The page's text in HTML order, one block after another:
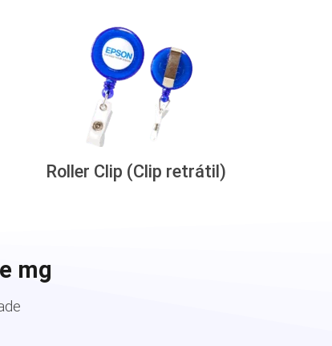
Roller Clip (Clip retrátil)
mg